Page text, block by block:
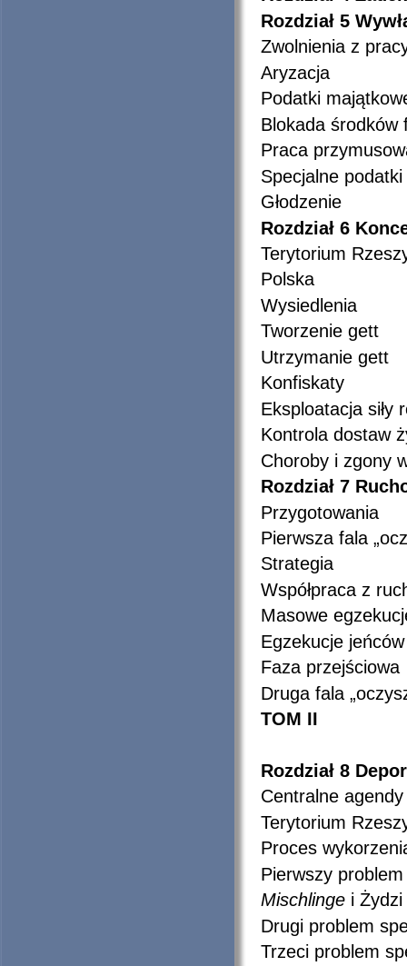
Rozdział 5
Zwolnienia z
Aryzacja
Podatki
Blokada środków
Praca
Specjalne
Głodzenie
Rozdział 6
Terytorium
Polska
Wysiedlenia
Tworzenie gett
Utrzymanie gett
Konfiskaty
Eksploatacja siły
Kontrola dostaw
Choroby i zgony
Rozdział 7
Przygotowania
Pierwsza fala
Strategia
Współpraca z
Masowe
Egzekucje
Faza przejściowa
Druga fala
TOM II
Rozdział 8
Centralne
Terytorium
Proces
Pierwszy
Mischlinge i Żydzi
Drugi problem
Trzeci problem